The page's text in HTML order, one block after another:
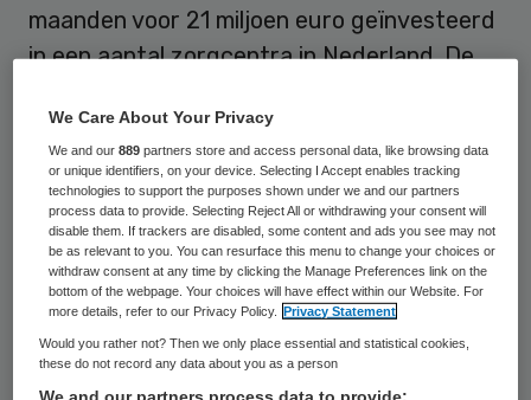
maanden voor 21 miljoen euro geïnvesteerd
in een aantal zorgcentra in Nederland. De
eerstelijnszorgcentra in Oisterwijk en een
zorgcentrum voor mensen met een
verstandelijke beperking in Alphen aan den
Rijn aangekocht. Ook is de nieuwbouw voor
een centrum voor dementiezorg in Bavel
opgeleverd.
De Oisterwijk Kliniek en kliniek De Voorste
We Care About Your Privacy
We and our889 partners store and access personal data, like browsing data
or unique identifiers, on your device. Selecting I Accept enables tracking
technologies to support the purposes shown under we and our partners
process data to provide. Selecting Reject All or withdrawing your consent will
disable them. If trackers are disabled, some content and ads you see may not
be as relevant to you. You can resurface this menu to change your choices or
withdraw consent at any time by clicking the Manage Preferences link on the
bottom of the webpage. Your choices will have effect within our Website. For
more details, refer to our Privacy Policy.
Privacy Statement
Would you rather not? Then we only place essential and statistical cookies,
these do not record any data about you as a person